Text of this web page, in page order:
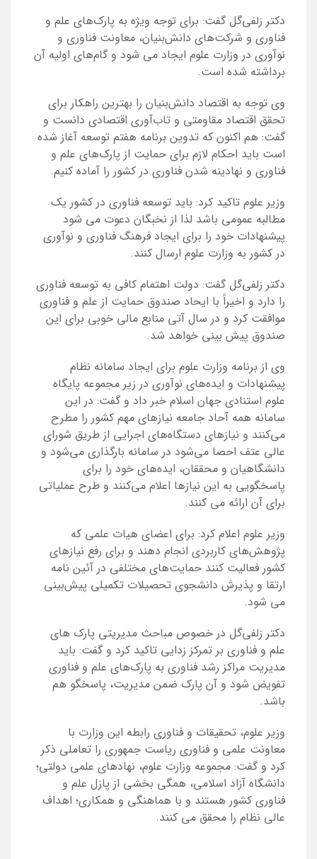
دکتر زلفی‌‌گل گفت: برای توجه ویژه به پارک‌های علم و
فناوری و شرکت‌های دانش‌بنیان، معاونت فناوری و
نوآوری در وزارت علوم ایجاد می شود و گام‌های اولیه آن
برداشته شده است.
وی توجه به اقتصاد دانش‌بنیان را بهترین راهکار برای
تحقق اقتصاد مقاومتی و تاب‌آوری اقتصادی دانست و
گفت: هم اکنون که تدوین برنامه هفتم توسعه آغاز شده
است باید احکام لازم برای حمایت از پارک‌های علم و
فناوری و نهادینه شدن فناوری در کشور را آماده کنیم.
وزیر علوم تاکید کرد: باید توسعه فناوری در کشور یک
مطالبه عمومی باشد لذا از نخبگان دعوت می شود
پیشنهادات خود را برای ایجاد فرهنگ فناوری و نوآوری
در کشور به وزارت علوم ارسال کنند.
دکتر زلفی‌گل گفت: دولت اهتمام کافی به توسعه فناوری
را دارد و اخیراً با ایحاد صندوق حمایت از علم و فناوری
موافقت کرد و در سال آتی منابع مالی خوبی برای این
صندوق پیش بینی خواهد شد.
وی از برنامه وزارت علوم برای ایجاد سامانه نظام
پیشنهادات و ایده‌های نوآوری در زیر مجموعه پایگاه
علوم استنادی جهان اسلام خبر داد و گفت: در این
سامانه همه آحاد جامعه نیازهای مهم کشور را مطرح
می‌کنند و نیازهای دستگاه‌های اجرایی از طریق شورای
عالی عتف احصا می‌شود در سامانه بارگذاری می‌شود و
دانشگاهیان و محققان، ایده‌های خود را برای
پاسخگویی به این نیازها اعلام می‌کنند و طرح عملیاتی
برای آن ارائه می کنند.
وزیر علوم اعلام کرد: برای اعضای هیات علمی که
پژوهش‌های کاربردی انجام دهند و برای رفع نیازهای
کشور فعالیت کنند حمایت‌های مختلفی در آئین نامه
ارتقا و پذیرش دانشجوی تحصیلات تکمیلی پیش‌بینی
می شود.
دکتر زلفی‌گل در خصوص مباحث مدیریتی پارک های
علم و فناوری بر تمرکز زدایی تاکید کرد و گفت: باید
مدیریت مراکز رشد فناوری به پارک‌های علم و فناوری
تفویض شود و آن پارک ضمن مدیریت، پاسخگو هم
باشد.
وزیر علوم، تحقیقات و فناوری رابطه این وزارت با
معاونت علمی و فناوری ریاست جمهوری را تعاملی ذکر
کرد و گفت: مجموعه وزارت علوم، نهادهای علمی دولتی؛
دانشگاه آزاد اسلامی، همگی بخشی از پازل علم و
فناوری کشور هستند و با هماهنگی و همکاری؛ اهداف
عالی نظام را محقق می کنند.